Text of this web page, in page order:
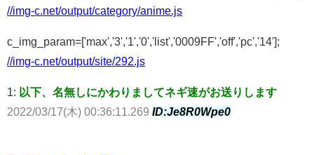
//img-c.net/output/category/anime.js
c_img_param=['max','3','1','0','list','0009FF','off','pc','14'];
//img-c.net/output/site/292.js
1: 以下、名無しにかわりましてネギ速がお送りします
2022/03/17(木) 00:36:11.269 ID:Je8R0Wpe0